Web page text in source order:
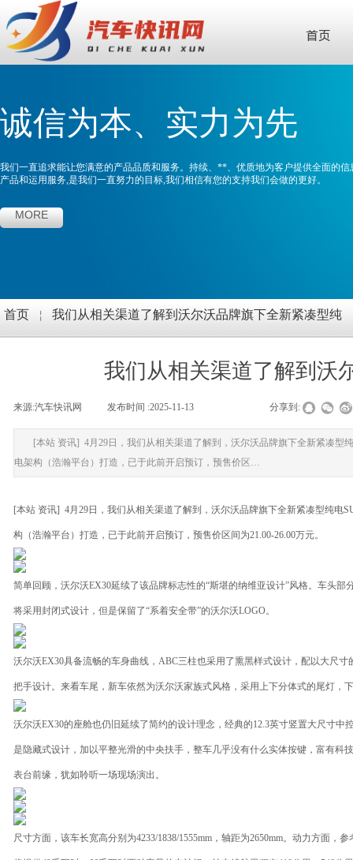
诚信为本、实力为先
我们一直追求能让您满意的产品品质和服务。持续、**、优质地为客户提供全面的信
产品和运用服务,是我们一直努力的目标,我们相信有您的支持我们会做的更好。
首页
MORE
首页 ￤ 我们从相关渠道了解到沃尔沃品牌旗下全新紧凑型纯
我们从相关渠道了解到沃
来源:汽车快讯网 发布时间 :2025-11-13 分享到:
[本站 资讯] 4月29日，我们从相关渠道了解到，沃尔沃品牌旗下全新紧凑
电架构（浩瀚平台）打造，已于此前开启预订，预售价区…
[本站 资讯] 4月29日，我们从相关渠道了解到，沃尔沃品牌旗下全新紧凑型纯
构（浩瀚平台）打造，已于此前开启预订，预售价区间为21.00-26.00万元。
简单回顾，沃尔沃EX30延续了该品牌标志性的“斯堪的纳维亚设计”风格。车头
将采用封闭式设计，但是保留了“系着安全带”的沃尔沃LOGO。
沃尔沃EX30具备流畅的车身曲线，ABC三柱也采用了熏黑样式设计，配以大尺
把手设计。来看车尾，新车依然为沃尔沃家族式风格，采用上下分体式的尾灯，
沃尔沃EX30的座舱也仍旧延续了简约的设计理念，经典的12.3英寸竖置大尺寸
是隐藏式设计，加以平整光滑的中央扶手，整车几乎没有什么实体按键，富有
表台前缘，犹如聆听一场现场演出。
尺寸方面，该车长宽高分别为4233/1838/1555mm，轴距为2650mm。动力方面